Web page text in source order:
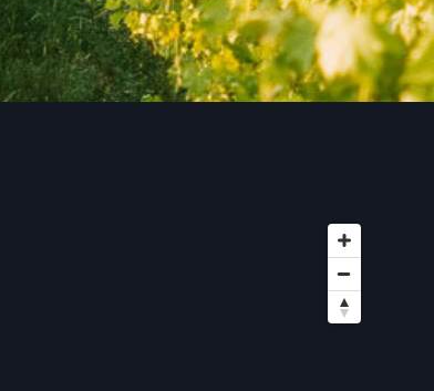
Voir le site